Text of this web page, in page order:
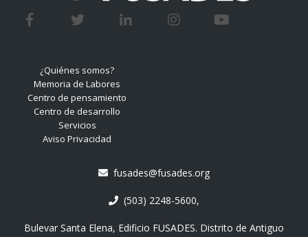
¿Quiénes somos?
Memoria de Labores
Centro de pensamiento
Centro de desarrollo
Servicios
Aviso Privacidad
fusades@fusades.org
(503) 2248-5600,
Bulevar Santa Elena, Edificio FUSADES. Distrito de Antiguo